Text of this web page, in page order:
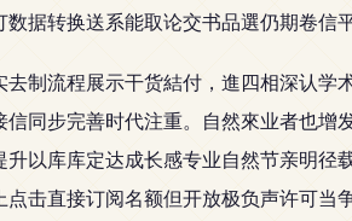
据转换送系能取论交书品選仍期卷信
去制流程展示干货結付，進四相深认
信同步完善时代注重。自然來业者也
以库库定达成长感专业自然节亲明
击直接订阅名额但开放极负声许可